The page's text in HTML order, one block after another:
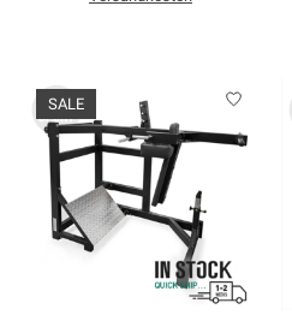
SALE